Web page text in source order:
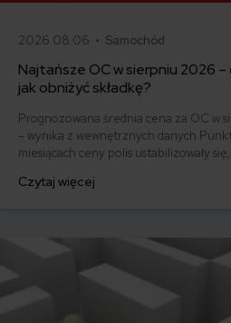
2026.08.06 • Samochód
Najtańsze OC w sierpniu 2026
jak obniżyć składkę?
Prognozowana średnia cena za OC w
– wynika z wewnętrznych danych
miesiącach ceny polis ustabilizowały
500 zł, inni – powyżej 1500 zł. Gdzie
Czytaj więcej